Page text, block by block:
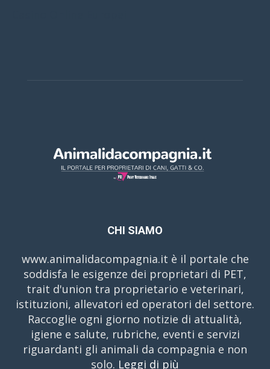
CHI SIAMO
www.animalidacompagnia.it è il portale che
soddisfa le esigenze dei proprietari di PET,
trait d'union tra proprietario e veterinari,
istituzioni, allevatori ed operatori del settore.
Raccoglie ogni giorno notizie di attualità,
igiene e salute, rubriche, eventi e servizi
riguardanti gli animali da compagnia e non
solo. Leggi di più